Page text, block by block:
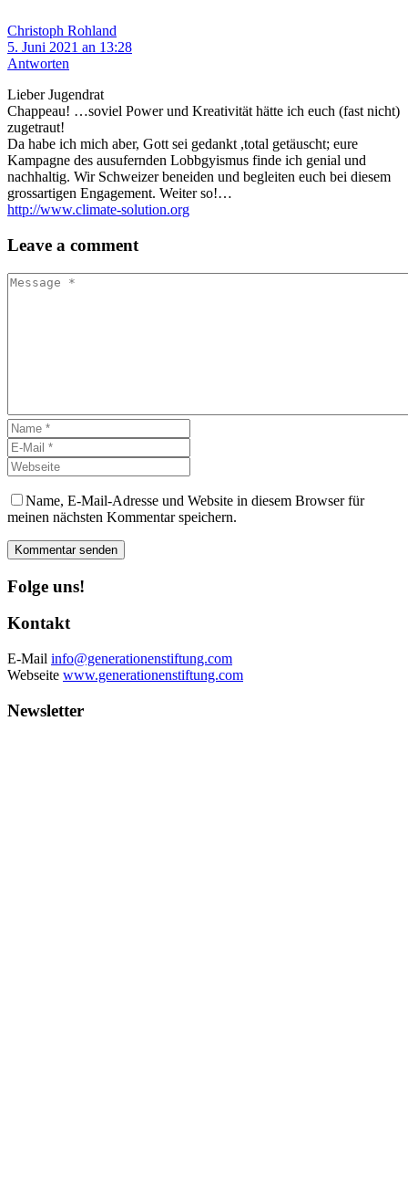
Christoph Rohland
5. Juni 2021 an 13:28
Antworten
Lieber Jugendrat
Chappeau! …soviel Power und Kreativität hätte ich euch (fast nicht)
zugetraut!
Da habe ich mich aber, Gott sei gedankt ,total getäuscht; eure
Kampagne des ausufernden Lobbgyismus finde ich genial und
nachhaltig. Wir Schweizer beneiden und begleiten euch bei diesem
grossartigen Engagement. Weiter so!…
http://www.climate-solution.org
Leave a comment
Name, E-Mail-Adresse und Website in diesem Browser für
meinen nächsten Kommentar speichern.
Kommentar senden
Folge uns!
Kontakt
E-Mail info@generationenstiftung.com
Webseite www.generationenstiftung.com
Newsletter